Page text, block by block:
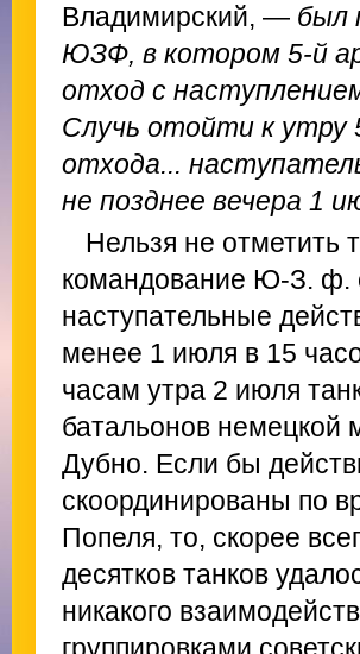
Владимирский, — был
ЮЗФ, в котором 5-й
отход с
Случь отойти к утру
отхода...
не позднее вечера 1
Нельзя не отметить
командование Ю-З. ф.
наступательные
менее 1 июля в 15
часам утра 2 июля
батальонов немецкой
Дубно. Если бы
скоординированы по
Попеля, то, скорее
десятков танков
никакого